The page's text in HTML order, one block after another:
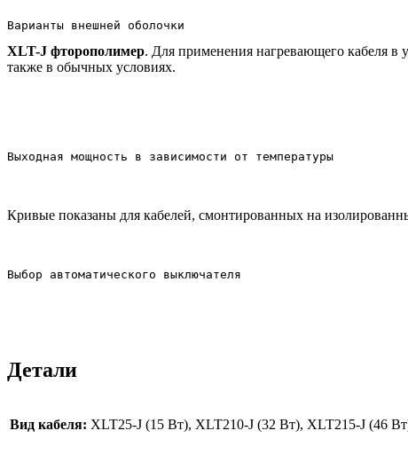
Варианты внешней оболочки
XLT-J фторополимер. Для применения нагревающего кабеля в
также в обычных условиях.
Выходная мощность в зависимости от температуры
Кривые показаны для кабелей, смонтированных на
Выбор автоматического выключателя
Детали
Вид кабеля: ХLT25-J (15 Вт), ХLT210-J (32 Вт), ХLT215-J (46